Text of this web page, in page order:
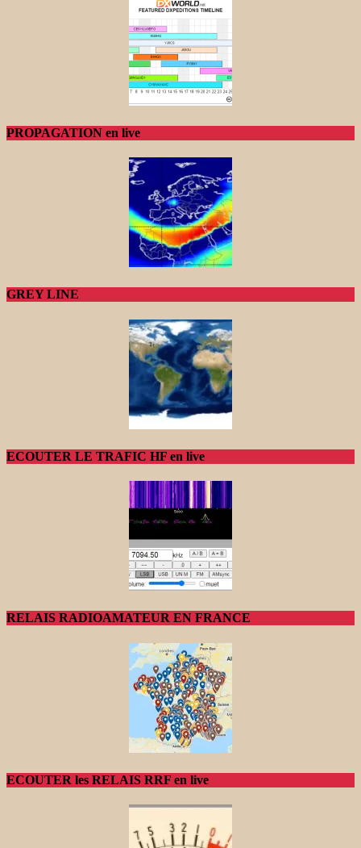
PROPAGATION en live
GREY LINE
ECOUTER LE TRAFIC HF en live
RELAIS RADIOAMATEUR EN FRANCE
ECOUTER les RELAIS RRF en live